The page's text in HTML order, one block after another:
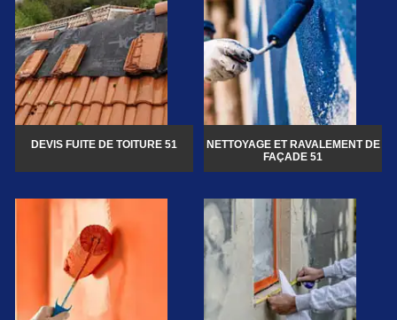
DEVIS FUITE DE TOITURE 51
NETTOYAGE ET RAVALEMENT DE
FAÇADE 51